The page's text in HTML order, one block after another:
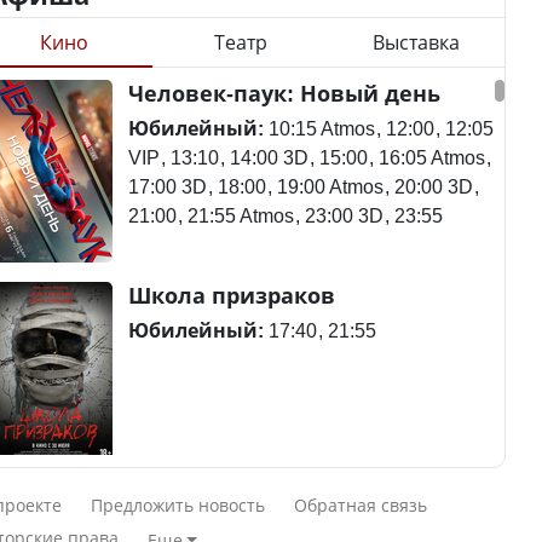
ли представлены
регионов в
төменгі жалақы,
экология: жеті
сайлаушылармен
талқылап жатыр?
зарплата,
говорят с
Станет ли
метапневмовирус
эпидемией, рассказали в
ВОЗ
потерпел крушение в
Южной Корее, погибли
120 человек
Актау: Путин принес
Кино Театр Выставка
Человек-паук: Новый день
Юбилейный: 10:15 Atmos 12:00 12:05
VIP 13:10 14:00 3D 15:00 16:05 Atmos
17:00 3D 18:00 19:00 Atmos 20:00 3D
21:00 21:55 Atmos 23:00 3D 23:55
Школа призраков
Юбилейный: 17:40 21:55
Смешарики сквозь вселенные
Юбилейный:
Предложить новость
Обратная связь